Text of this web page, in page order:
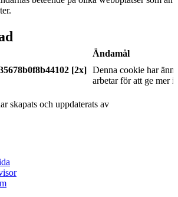
Ändamål
[2x] Denna cookie har
arbetar för att ge mer
skapats och uppdaterats av